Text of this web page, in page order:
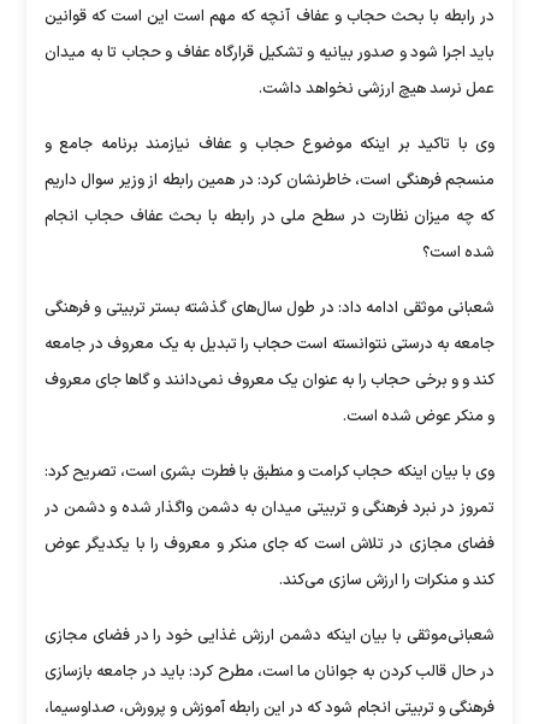
در رابطه با بحث حجاب و عفاف آنچه که مهم است این است که قوانین
باید اجرا شود و صدور بیانیه و تشکیل قرارگاه عفاف و حجاب تا به میدان
عمل نرسد هیچ ارزشی نخواهد داشت.
وی با تاکید بر اینکه موضوع حجاب و عفاف نیازمند برنامه جامع و
منسجم فرهنگی است، خاطرنشان کرد: در همین رابطه از وزیر سوال داریم
که چه میزان نظارت در سطح ملی در رابطه با بحث عفاف حجاب انجام
شده است؟
شعبانی موثقی ادامه داد: در طول سال‌های گذشته بستر تربیتی و فرهنگی
جامعه به درستی نتوانسته است حجاب را تبدیل به یک معروف در جامعه
کند و و برخی حجاب را به عنوان یک معروف نمی‌دانند و گا‌ها جای معروف
و منکر عوض شده است.
وی با بیان اینکه حجاب کرامت و منطبق با فطرت بشری است، تصریح کرد:
تمروز در نبرد فرهنگی و تربیتی میدان به دشمن واگذار شده و دشمن در
فضای مجازی در تلاش است که جای منکر و معروف را با یکدیگر عوض
کند و منکرات را ارزش سازی می‌کند.
شعبانی‌موثقی با بیان اینکه دشمن ارزش غذایی خود را در فضای مجازی
در حال قالب کردن به جوانان ما است، مطرح کرد: باید در جامعه بازسازی
فرهنگی و تربیتی انجام شود که در این رابطه آموزش و پرورش، صداوسیما،